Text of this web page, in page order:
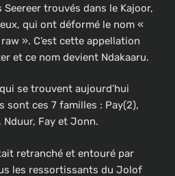
Seereer trouvés dans le Kajoor,
qui ont déformé le nom «
». C’est cette appellation
et ce nom devient Ndakaaru.
se trouvent aujourd’hui
sont ces 7 familles : Pay(2),
Nduur, Fay et Jonn.
retranché et entouré par
les ressortissants du Jolof